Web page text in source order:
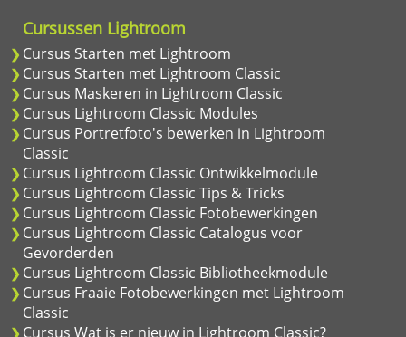
Cursussen Lightroom
Cursus Starten met Lightroom
Cursus Starten met Lightroom Classic
Cursus Maskeren in Lightroom Classic
Cursus Lightroom Classic Modules
Cursus Portretfoto's bewerken in Lightroom
Classic
Cursus Lightroom Classic Ontwikkelmodule
Cursus Lightroom Classic Tips & Tricks
Cursus Lightroom Classic Fotobewerkingen
Cursus Lightroom Classic Catalogus voor
Gevorderden
Cursus Lightroom Classic Bibliotheekmodule
Cursus Fraaie Fotobewerkingen met Lightroom
Classic
Cursus Wat is er nieuw in Lightroom Classic?